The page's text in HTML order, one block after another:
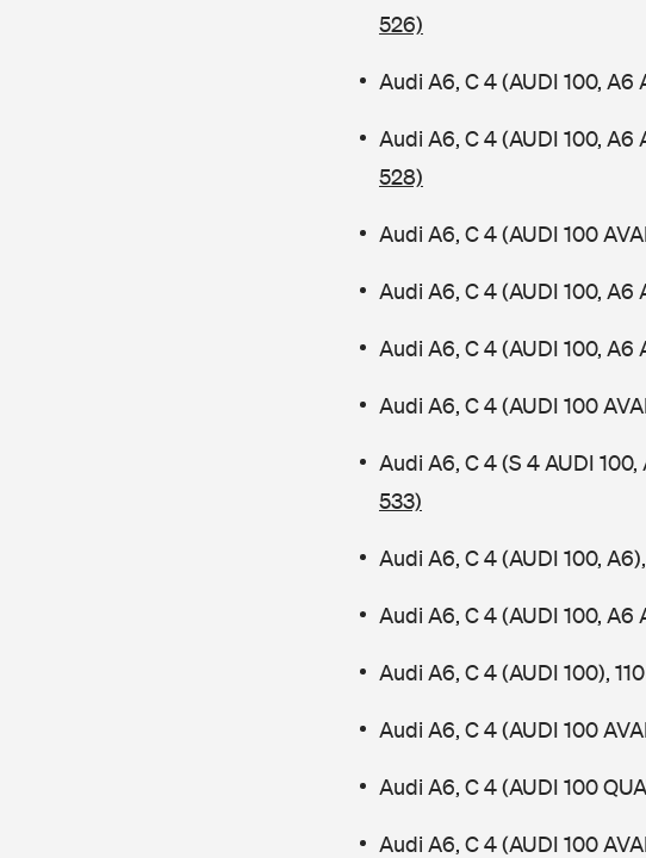
526)
Audi A6, C 4 (AUDI 100, A6
Audi A6, C 4 (AUDI 100, A6
528)
Audi A6, C 4 (AUDI 100
Audi A6, C 4 (AUDI 100, A6
Audi A6, C 4 (AUDI 100, A6
Audi A6, C 4 (AUDI 100
Audi A6, C 4 (S 4 AUDI
533)
Audi A6, C 4 (AUDI 100,
Audi A6, C 4 (AUDI 100, A6
Audi A6, C 4 (AUDI 100),
Audi A6, C 4 (AUDI 100
Audi A6, C 4 (AUDI 100
Audi A6, C 4 (AUDI 100